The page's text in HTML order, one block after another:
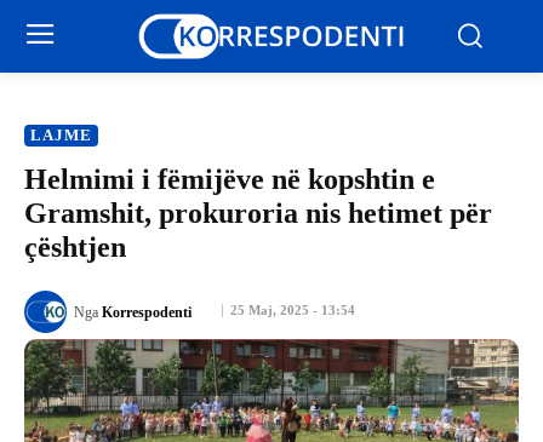
LAJME
Helmimi i fëmijëve në kopshtin e
Gramshit, prokuroria nis hetimet për
çështjen
25 Maj, 2025 - 13:54
Nga Korrespodenti